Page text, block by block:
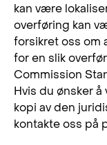
kan være
overføring kan
forsikret oss om
for en slik
Commission
Hvis du ønsker
kopi av den
kontakte oss på